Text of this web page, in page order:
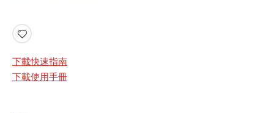
下載快速指南
下載使用手冊